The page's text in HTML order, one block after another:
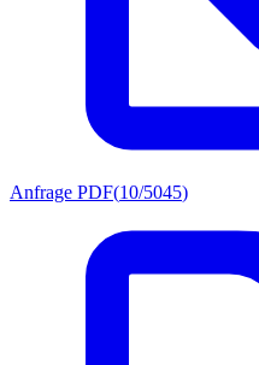
Anfrage PDF(10/5045)